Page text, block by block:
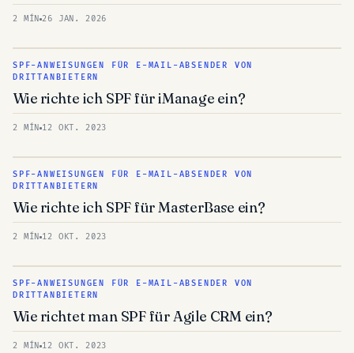
2 MÍN 26 JAN. 2026
SPF-ANWEISUNGEN FÜR E-MAIL-ABSENDER VON
DRITTANBIETERN
Wie richte ich SPF für iManage ein?
2 MÍN 12 OKT. 2023
SPF-ANWEISUNGEN FÜR E-MAIL-ABSENDER VON
DRITTANBIETERN
Wie richte ich SPF für MasterBase ein?
2 MÍN 12 OKT. 2023
SPF-ANWEISUNGEN FÜR E-MAIL-ABSENDER VON
DRITTANBIETERN
Wie richtet man SPF für Agile CRM ein?
2 MÍN 12 OKT. 2023